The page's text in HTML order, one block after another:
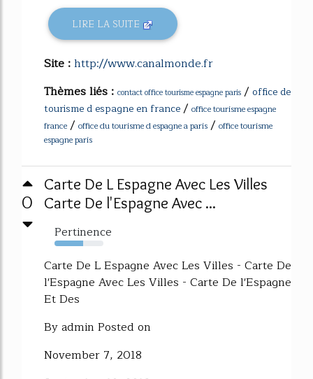
LIRE LA SUITE
Site :http://www.canalmonde.fr
Thèmes liés : contact office tourisme espagne paris / office de
tourisme d espagne en france/ office tourisme espagne
france / office du tourisme d espagne a paris / office tourisme
espagne paris
0
Carte De L Espagne Avec Les Villes
Carte De l'Espagne Avec ...
Pertinence
59%
Carte De L Espagne Avec Les Villes - Carte De
l'Espagne Avec Les Villes - Carte De l'Espagne
Et Des
By admin Posted on
November 7, 2018